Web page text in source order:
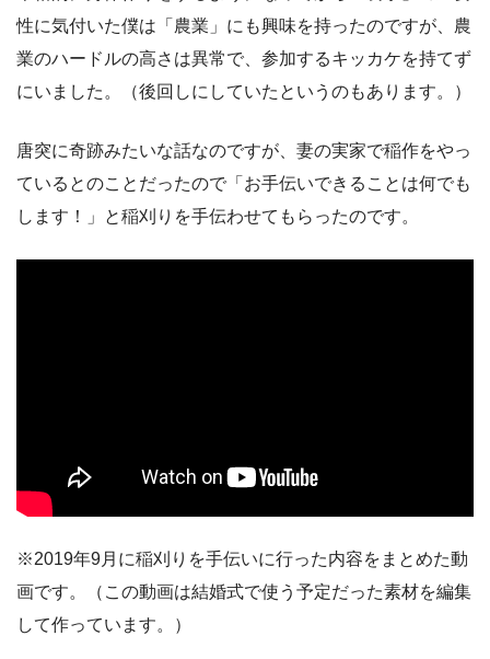
性に気付いた僕は「農業」にも興味を持ったのですが、農
業のハードルの高さは異常で、参加するキッカケを持てず
にいました。（後回しにしていたというのもあります。）
唐突に奇跡みたいな話なのですが、妻の実家で稲作をやっ
ているとのことだったので「お手伝いできることは何でも
します！」と稲刈りを手伝わせてもらったのです。
※2019年9月に稲刈りを手伝いに行った内容をまとめた動
画です。（この動画は結婚式で使う予定だった素材を編集
して作っています。）